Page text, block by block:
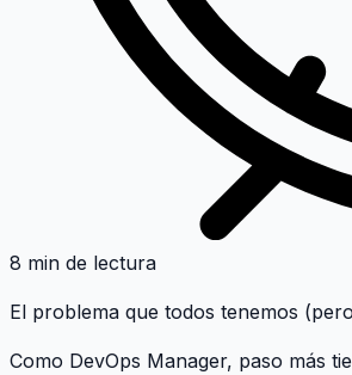
8 min de lectura
El problema que todos tenemos
Como DevOps Manager, paso más